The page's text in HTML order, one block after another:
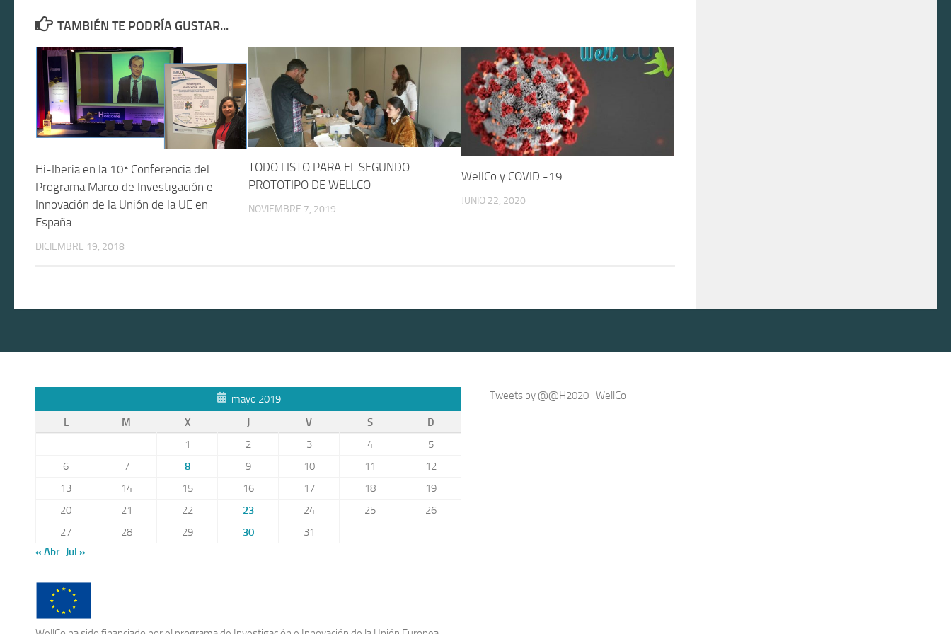
TAMBIÉN TE PODRÍA GUSTAR...
Hi-Iberia en la 10ª Conferencia del
Programa Marco de Investigación e
Innovación de la Unión de la UE en
España
DICIEMBRE 19, 2018
TODO LISTO PARA EL SEGUNDO
PROTOTIPO DE WELLCO
NOVIEMBRE 7, 2019
WellCo y COVID -19
JUNIO 22, 2020
mayo 2019
L
M X J V S
D
1
2 3 4
5
6
7 8 9 10 11
12
13
14 15 16 17 18
19
20
21 22 23 24 25
26
27
28 29 30
31
« Abr Jul »
Tweets by @@H2020_WellCo